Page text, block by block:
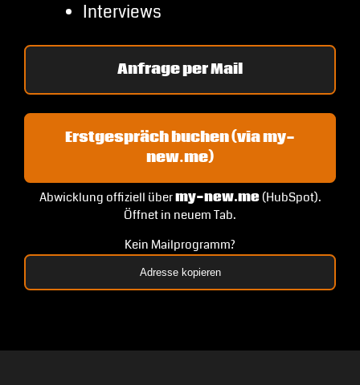
Interviews
Anfrage per Mail
Erstgespräch buchen (via my-
new.me)
Abwicklung offiziell übermy-new.me(HubSpot).
Öffnet in neuem Tab.
Kein Mailprogramm?
Adresse kopieren